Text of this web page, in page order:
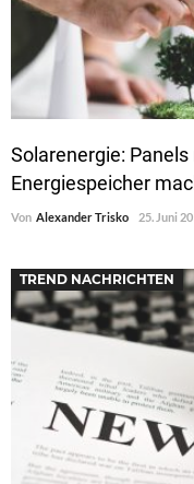
Solarenergie:
Energiespeicher
Von Alexander Trisko 25. Juni
TREND NACHRICHTEN